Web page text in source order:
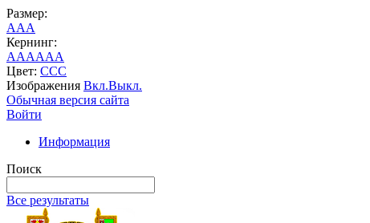
Размер:
AAA
Кернинг:
AAAAAA
Цвет: CCC
Изображения Вкл.Выкл.
Обычная версия сайта
Войти
Информация
Поиск
Все результаты